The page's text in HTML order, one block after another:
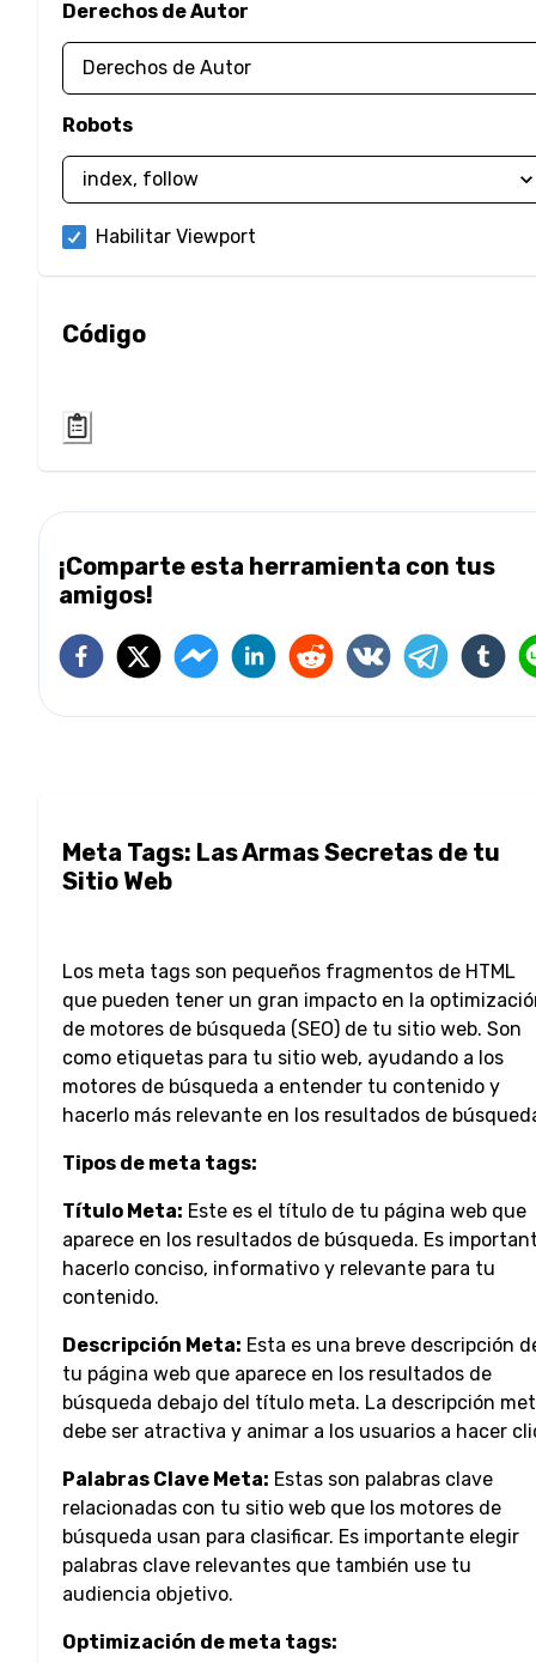
Derechos de Autor
Robots
Habilitar Viewport
Código
¡Comparte esta herramienta con tus
amigos!
Meta Tags: Las Armas Secretas de tu
Sitio Web
Los meta tags son pequeños fragmentos de HTML
que pueden tener un gran impacto en la
de motores de búsqueda (SEO) de tu sitio web. Son
como etiquetas para tu sitio web, ayudando a los
motores de búsqueda a entender tu contenido y
hacerlo más relevante en los resultados de
Tipos de meta tags:
Título Meta: Este es el título de tu página web que
aparece en los resultados de búsqueda. Es
hacerlo conciso, informativo y relevante para tu
contenido.
Descripción Meta: Esta es una breve descripción
tu página web que aparece en los resultados de
búsqueda debajo del título meta. La descripción
debe ser atractiva y animar a los usuarios a hacer
Palabras Clave Meta: Estas son palabras clave
relacionadas con tu sitio web que los motores de
búsqueda usan para clasificar. Es importante elegir
palabras clave relevantes que también use tu
audiencia objetivo.
Optimización de meta tags: